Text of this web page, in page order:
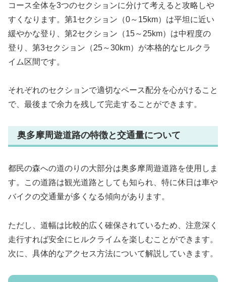
コース全体を3つのセクションに分けて考えると攻略しや
すくなります。第1セクション（0～15km）は平坦に近い
緩やかな登り、第2セクション（15～25km）は中程度の
登り、第3セクション（25～30km）が本格的なヒルクラ
イム区間です。
それぞれのセクションで適切なペース配分を心がけること
で、最後まで余力を残して完走することができます。
奥多摩周遊道路の特徴と交通量について
都民の森への道のりの大部分は奥多摩周遊道路を使用しま
す。この道路は観光道路としても知られ、特に休日は車や
バイクの交通量が多くなる傾向があります。
ただし、道幅は比較的広く確保されているため、注意深く
走行すれば安全にヒルクライムを楽しむことができます。
次に、具体的なアクセス方法について解説していきます。